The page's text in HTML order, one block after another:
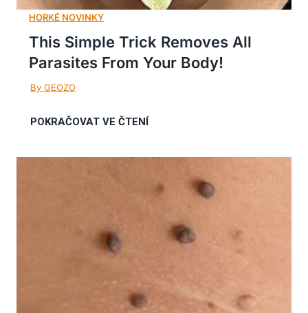
This Simple Trick Removes All
Parasites From Your Body!